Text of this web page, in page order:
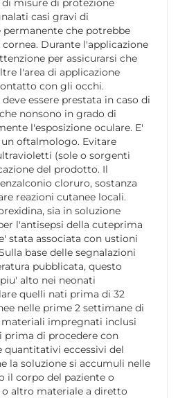
misure di protezione
casi gravi di
che potrebbe
Durante l'applicazione
per assicurarsi che
l'area di applicazione
con gli occhi.
essere prestata in caso di
nonsono in grado di
l'esposizione oculare. E'
oftalmologo. Evitare
(sole o sorgenti
del prodotto. Il
cloruro, sostanza
reazioni cutanee locali.
sia in soluzione
l'antisepsi della cuteprima
stata associata con ustioni
base delle segnalazioni
pubblicata, questo
alto nei neonati
quelli nati prima di 32
nelle prime 2 settimane di
impregnati inclusi
di procedere con
quantitativi eccessivi del
la soluzione si accumuli nelle
il corpo del paziente o
altro materiale a diretto